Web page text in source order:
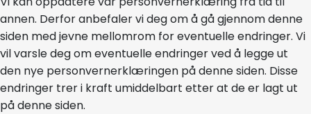
annen. Derfor anbefaler vi deg om å gå gjennom denne
siden med jevne mellomrom for eventuelle endringer. Vi
vil varsle deg om eventuelle endringer ved å legge ut
den nye personvernerklæringen på denne siden. Disse
endringer trer i kraft umiddelbart etter at de er lagt ut
på denne siden.